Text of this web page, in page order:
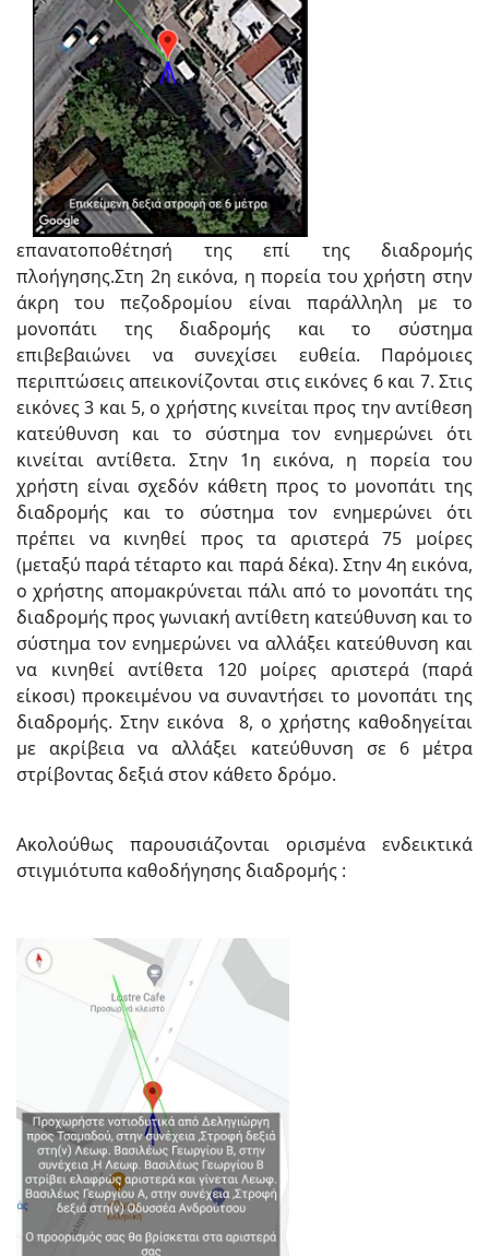
επανατοποθέτησή της επί της διαδρομής
πλοήγησης.Στη 2η εικόνα, η πορεία του χρήστη στην
άκρη του πεζοδρομίου είναι παράλληλη με το
μονοπάτι της διαδρομής και το σύστημα
επιβεβαιώνει να συνεχίσει ευθεία. Παρόμοιες
περιπτώσεις απεικονίζονται στις εικόνες 6 και 7. Στις
εικόνες 3 και 5, ο χρήστης κινείται προς την αντίθεση
κατεύθυνση και το σύστημα τον ενημερώνει ότι
κινείται αντίθετα. Στην 1η εικόνα, η πορεία του
χρήστη είναι σχεδόν κάθετη προς το μονοπάτι της
διαδρομής και το σύστημα τον ενημερώνει ότι
πρέπει να κινηθεί προς τα αριστερά 75 μοίρες
(μεταξύ παρά τέταρτο και παρά δέκα). Στην 4η εικόνα,
ο χρήστης απομακρύνεται πάλι από το μονοπάτι της
διαδρομής προς γωνιακή αντίθετη κατεύθυνση και το
σύστημα τον ενημερώνει να αλλάξει κατεύθυνση και
να κινηθεί αντίθετα 120 μοίρες αριστερά (παρά
είκοσι) προκειμένου να συναντήσει το μονοπάτι της
διαδρομής. Στην εικόνα 8, ο χρήστης καθοδηγείται
με ακρίβεια να αλλάξει κατεύθυνση σε 6 μέτρα
στρίβοντας δεξιά στον κάθετο δρόμο.
Ακολούθως παρουσιάζονται ορισμένα ενδεικτικά
στιγμιότυπα καθοδήγησης διαδρομής :